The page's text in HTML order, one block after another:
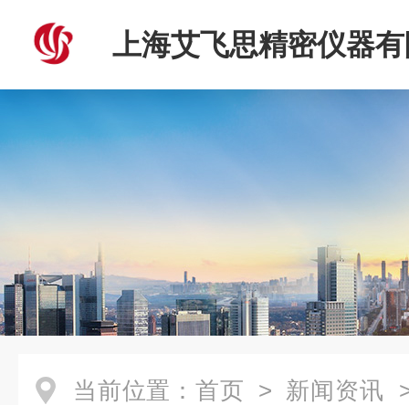
上海艾飞思精密仪器
当前位置： 首页 > 新闻资讯